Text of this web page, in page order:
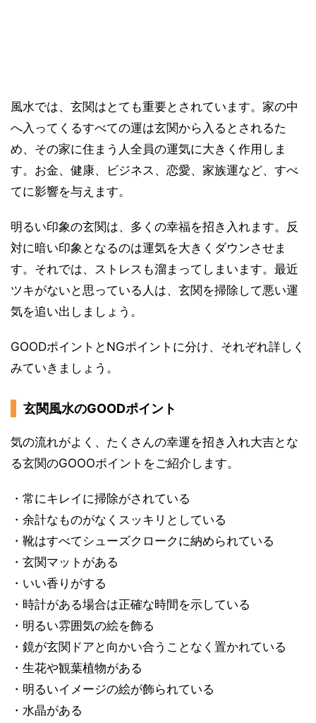
風水では、玄関はとても重要とされています。家の中
へ入ってくるすべての運は玄関から入るとされるた
め、その家に住まう人全員の運気に大きく作用しま
す。お金、健康、ビジネス、恋愛、家族運など、すべ
てに影響を与えます。
明るい印象の玄関は、多くの幸福を招き入れます。反
対に暗い印象となるのは運気を大きくダウンさせま
す。それでは、ストレスも溜まってしまいます。最近
ツキがないと思っている人は、玄関を掃除して悪い運
気を追い出しましょう。
GOODポイントとNGポイントに分け、それぞれ詳しく
みていきましょう。
玄関風水のGOODポイント
気の流れがよく、たくさんの幸運を招き入れ大吉とな
る玄関のGOOOポイントをご紹介します。
・常にキレイに掃除がされている
・余計なものがなくスッキリとしている
・靴はすべてシューズクロークに納められている
・玄関マットがある
・いい香りがする
・時計がある場合は正確な時間を示している
・明るい雰囲気の絵を飾る
・鏡が玄関ドアと向かい合うことなく置かれている
・生花や観葉植物がある
・明るいイメージの絵が飾られている
・水晶がある